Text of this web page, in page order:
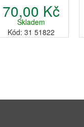
70,00 Kč
Skladem
Kód: 31 51822